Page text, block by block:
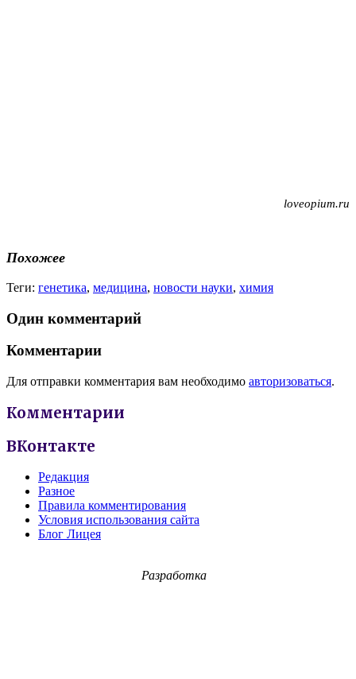
loveopium.ru
Похожее
Теги: генетика, медицина, новости науки, химия
Один комментарий
Комментарии
Для отправки комментария вам необходимо авторизоваться.
Комментарии
ВКонтакте
Редакция
Разное
Правила комментирования
Условия использования сайта
Блог Лицея
Разработка